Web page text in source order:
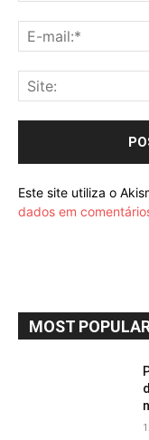
Este site utiliza o
dados em
MOST